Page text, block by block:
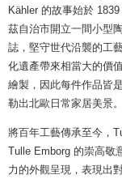
Kähler 的故事始於
茲自治市開立一間小型
誌，堅守世代沿襲的工
化遺產帶來相當大的價
繪製，因此每件作品皆
勒出北歐日常家居美景。
將百年工藝傳承至今，
Tulle Emborg 的崇高敬
力的外觀呈現，表現出